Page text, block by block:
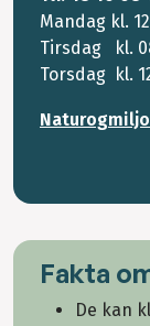
Mandag kl.
Tirsdag kl.
Torsdag kl.
Fakta
De kan